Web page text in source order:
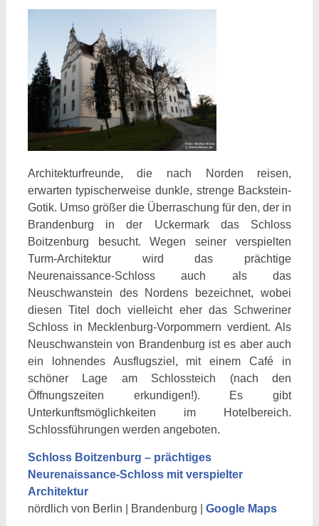
Architekturfreunde, die nach Norden reisen,
erwarten typischerweise dunkle, strenge Backstein-
Gotik. Umso größer die Überraschung für den, der in
Brandenburg in der Uckermark das Schloss
Boitzenburg besucht. Wegen seiner verspielten
Turm-Architektur wird das prächtige
Neurenaissance-Schloss auch als das
Neuschwanstein des Nordens bezeichnet, wobei
diesen Titel doch vielleicht eher das Schweriner
Schloss in Mecklenburg-Vorpommern verdient. Als
Neuschwanstein von Brandenburg ist es aber auch
ein lohnendes Ausflugsziel, mit einem Café in
schöner Lage am Schlossteich (nach den
Öffnungszeiten erkundigen!). Es gibt
Unterkunftsmöglichkeiten im Hotelbereich.
Schlossführungen werden angeboten.
Schloss Boitzenburg – prächtiges
Neurenaissance-Schloss mit verspielter
Architektur
nördlich von Berlin | Brandenburg | Google Maps